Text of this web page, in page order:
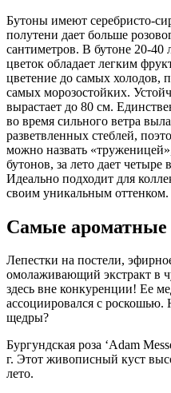
Бутоны имеют серебристо-
полутени дает больше
сантиметров. В бутоне 20-40
цветок обладает легким
цветение до самых холодов,
самых морозостойких.
вырастает до 80 см.
во время сильного ветра
разветвленных стеблей,
можно назвать
бутонов, за лето дает
Идеально подходит для
своим уникальным оттенком.
Самые ароматные
Лепестки на постели,
омолаживающий экстракт в
здесь вне конкуренции! Ее
ассоциировался с роскошью.
щедры?
Бургундская роза ‘Adam
г. Этот живописный куст
лето.